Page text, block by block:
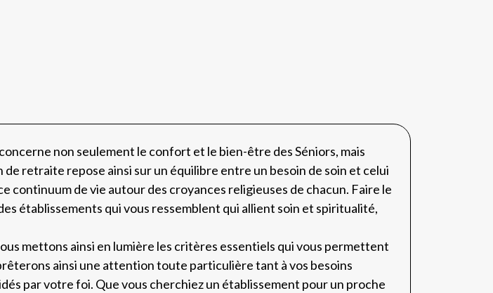
non seulement le confort et le bien-être des Séniors, mais
retraite repose ainsi sur un équilibre entre un besoin de soin et celui
continuum de vie autour des croyances religieuses de chacun. Faire le
établissements qui vous ressemblent qui allient soin et spiritualité,
mettons ainsi en lumière les critères essentiels qui vous permettent
ainsi une attention toute particulière tant à vos besoins
par votre foi. Que vous cherchiez un établissement pour un proche